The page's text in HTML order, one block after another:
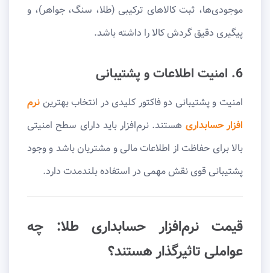
موجودی‌ها، ثبت کالاهای ترکیبی (طلا، سنگ، جواهر)، و
پیگیری دقیق گردش کالا را داشته باشد.
6. امنیت اطلاعات و پشتیبانی
امنیت و پشتیبانی دو فاکتور کلیدی در انتخاب بهترین نرم
افزار حسابداری هستند. نرم‌افزار باید دارای سطح امنیتی
بالا برای حفاظت از اطلاعات مالی و مشتریان باشد و وجود
پشتیبانی قوی نقش مهمی در استفاده بلندمدت دارد.
قیمت نرم‌افزار حسابداری طلا: چه
عواملی تاثیرگذار هستند؟